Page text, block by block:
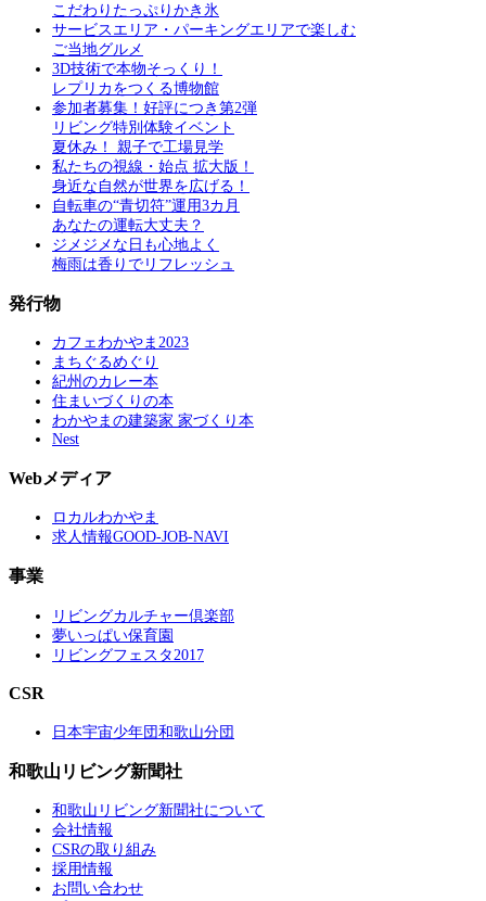
こだわりたっぷりかき氷
サービスエリア・パーキングエリアで楽しむ
ご当地グルメ
3D技術で本物そっくり！
レプリカをつくる博物館
参加者募集！好評につき第2弾
リビング特別体験イベント
夏休み！ 親子で工場見学
私たちの視線・始点 拡大版！
身近な自然が世界を広げる！
自転車の“青切符”運用3カ月
あなたの運転大丈夫？
ジメジメな日も心地よく
梅雨は香りでリフレッシュ
発行物
カフェわかやま2023
まちぐるめぐり
紀州のカレー本
住まいづくりの本
わかやまの建築家 家づくり本
Nest
Webメディア
ロカルわかやま
求人情報GOOD-JOB-NAVI
事業
リビングカルチャー倶楽部
夢いっぱい保育園
リビングフェスタ2017
CSR
日本宇宙少年団和歌山分団
和歌山リビング新聞社
和歌山リビング新聞社について
会社情報
CSRの取り組み
採用情報
お問い合わせ